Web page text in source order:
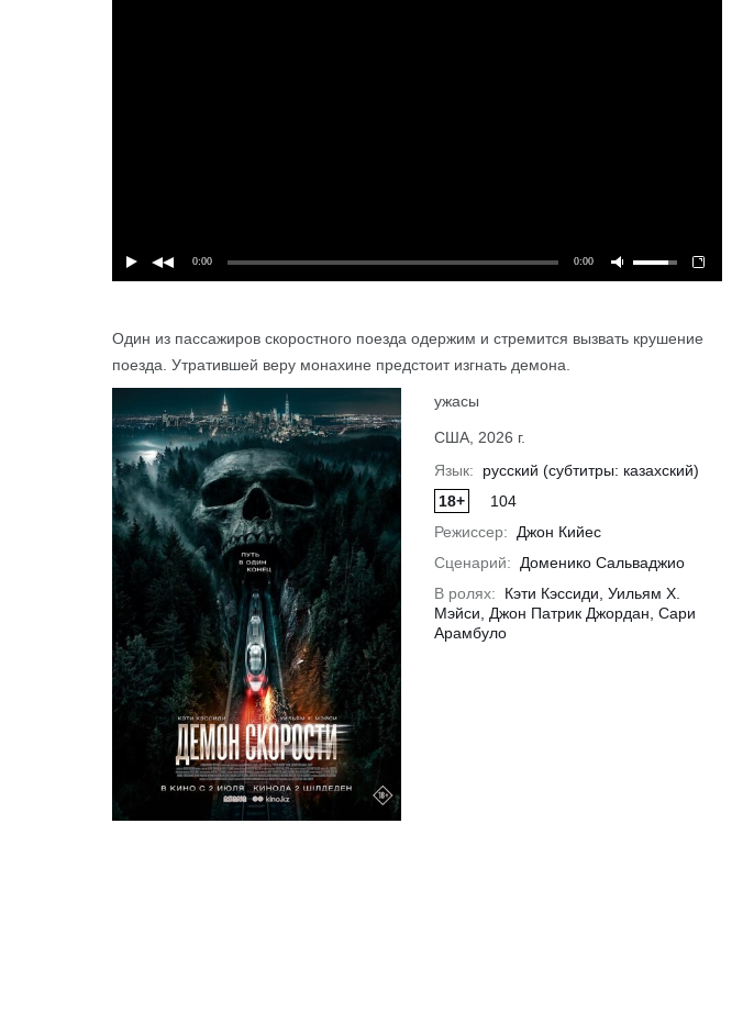
Подробнее Подробнее
0:00 0:00
Один из пассажиров скоростного поезда одержим и стремится вызвать крушение
поезда. Утратившей веру монахине предстоит изгнать демона.
ужасы
США, 2026 г.
Язык:
русский (субтитры: казахский)
18+
104
Режиссер:
Джон Кийес
Сценарий:
Доменико Сальваджио
В ролях:
Кэти Кэссиди, Уильям Х.
Мэйси, Джон Патрик Джордан, Сари
Арамбуло